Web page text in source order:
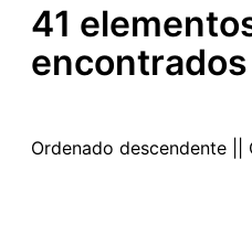
41
encontrados
Ordenado descendente ||